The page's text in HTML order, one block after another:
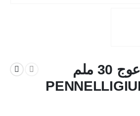
فرشة دهان أعوج 30 ملم